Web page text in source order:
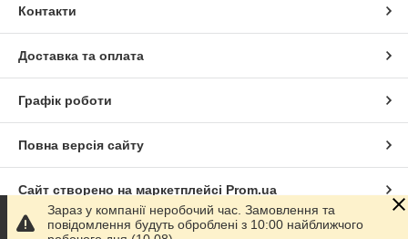
Контакти
Доставка та оплата
Графік роботи
Повна версія сайту
Сайт створено на маркетплейсі Prom.ua
Політика конфіденційності
Зараз у компанії неробочий час. Замовлення та
повідомлення будуть оброблені з 10:00 найближчого